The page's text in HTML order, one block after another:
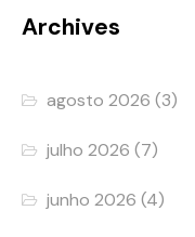
Archives
agosto 2026 (3)
julho 2026 (7)
junho 2026 (4)